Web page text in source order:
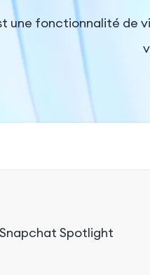
une fonctionnalité de
Snapchat Spotlight